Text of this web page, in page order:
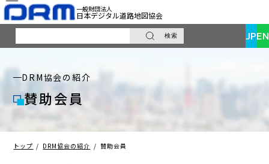
一般財団法人
日本デジタル道路地図協会
サ
内
索
検索 JPEN
DRM協会の紹介
賛助会員
トップ DRM協会の紹介 賛助会員